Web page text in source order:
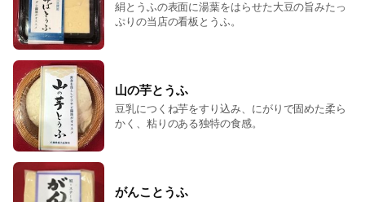
絹とうふの表面に湯葉をはらせた大豆の旨みたっ
ぷりの当店の看板とうふ。
山の芋とうふ
豆乳につくね芋をすり込み、にがりで固めた柔ら
かく、粘りのある独特の食感。
がんことうふ